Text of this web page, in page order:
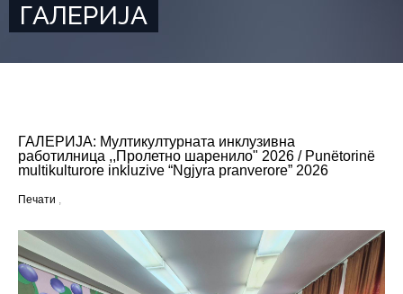
ГАЛЕРИЈА
ГАЛЕРИЈА: Mултикултурната инклузивна
работилница ,,Пролетно шаренило" 2026 / Punëtorinë
multikulturore inkluzive “Ngjyra pranverore” 2026
Печати ,